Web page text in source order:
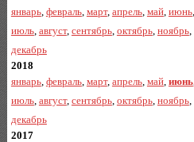
январь, февраль, март, апрель, май, июнь,
июль, август, сентябрь, октябрь, ноябрь,
декабрь
2018
январь, февраль, март, апрель, май, июнь,
июль, август, сентябрь, октябрь, ноябрь,
декабрь
2017